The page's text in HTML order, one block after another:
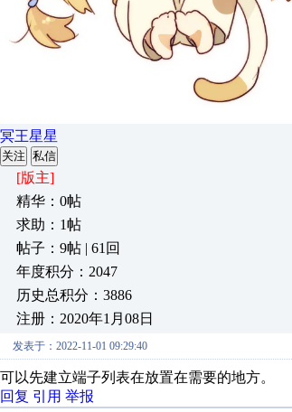
冥王星星
关注 私信
[版主]
精华：0帖
求助：1帖
帖子：9帖 | 61回
年度积分：2047
历史总积分：3886
注册：2020年1月08日
发表于：2022-11-01 09:29:40
可以先建立端子列表在放置在需要的地方。
回复 引用 举报